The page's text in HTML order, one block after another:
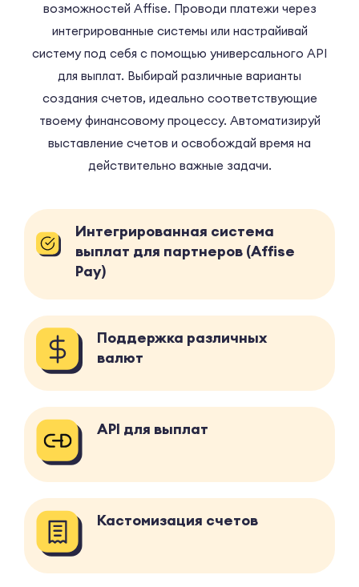
возможностей Affise. Проводи платежи через
интегрированные системы или настрайивай
систему под себя с помощью универсального API
для выплат. Выбирай различные варианты
создания счетов, идеально соответствующие
твоему финансовому процессу. Автоматизируй
выставление счетов и освобождай время на
действительно важные задачи.
Интегрированная система
выплат для партнеров (Affise
Pay)
Поддержка различных
валют
API для выплат
Кастомизация счетов